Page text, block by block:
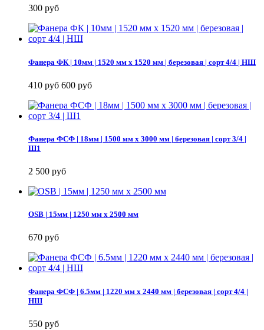
300 руб
Фанера ФК | 10мм | 1520 мм х 1520 мм | березовая | сорт 4/4 | НШ
410 руб 600 руб
Фанера ФСФ | 18мм | 1500 мм х 3000 мм | березовая | сорт 3/4 |
Ш1
2 500 руб
OSB | 15мм | 1250 мм х 2500 мм
670 руб
Фанера ФСФ | 6.5мм | 1220 мм х 2440 мм | березовая | сорт 4/4 |
НШ
550 руб